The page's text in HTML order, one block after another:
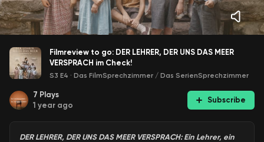
Filmreview to go: DER LEHRER, DER UNS DAS MEER
VERSPRACH im Check!
S3 E4 · Das FilmSprechzimmer / Das SerienSprechzimmer
7 Plays
1 year ago
Subscribe
DER LEHRER, DER UNS DAS MEER VERSPRACH: Ein Lehrer, ein